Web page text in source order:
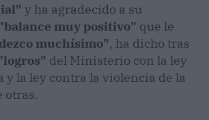
y ha agradecido a su
muy positivo" que le
muchísimo", ha dicho tras
del Ministerio con la ley
y la ley contra la violencia de la
otras.